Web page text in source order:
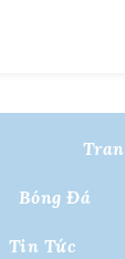
Bóng Đá
Tin Tức